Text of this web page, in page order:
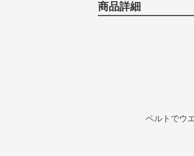
商品詳細
ベルトでウ